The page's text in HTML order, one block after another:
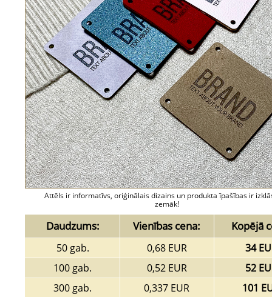
Attēls ir informatīvs, oriģinālais dizains un produkta īpašības ir
zemāk!
Daudzums: Vienības cena: Kopējā
50 gab. 0,68 EUR
34
100 gab.
0,52 EUR
52
300 gab.
0,337 EUR
101